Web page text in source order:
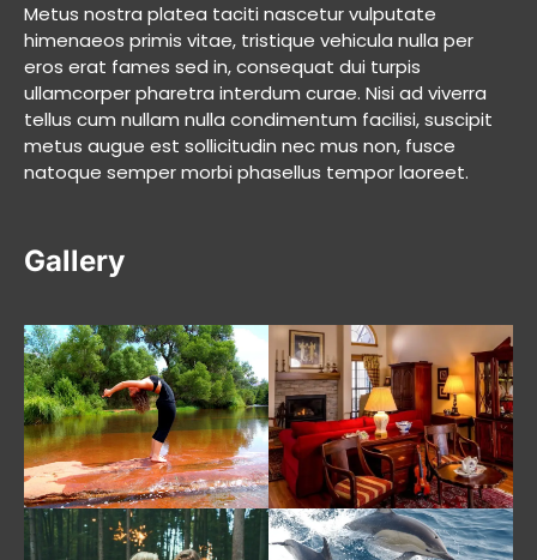
Metus nostra platea taciti nascetur vulputate
himenaeos primis vitae, tristique vehicula nulla per
eros erat fames sed in, consequat dui turpis
ullamcorper pharetra interdum curae. Nisi ad viverra
tellus cum nullam nulla condimentum facilisi, suscipit
metus augue est sollicitudin nec mus non, fusce
natoque semper morbi phasellus tempor laoreet.
Gallery